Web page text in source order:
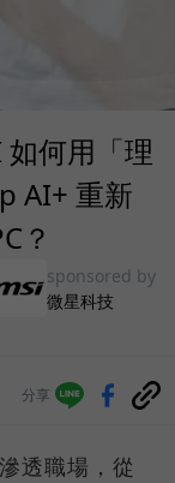
何用「理
AI+ 重新
？
sponsored by
微星科技
分享
透職場，從